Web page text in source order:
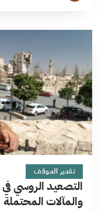
9 دقائق
تقدير الموقف
والمآلات المحتملة